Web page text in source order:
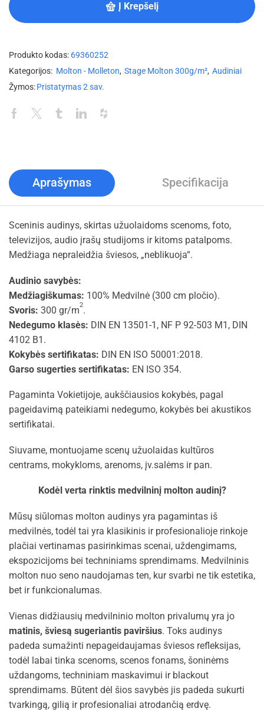
Į Krepšelį
Produkto kodas: 69360252
Kategorijos: Molton - Molleton, Stage Molton 300g/m², Audiniai
Žymos:Pristatymas 2 sav.
Aprašymas Specifikacija
Sceninis audinys, skirtas užuolaidoms scenoms, foto,
televizijos, audio įrašų studijoms ir kitoms patalpoms.
Medžiaga nepraleidžia šviesos, „neblikuoja“.
Audinio savybės:
Medžiagiškumas: 100% Medvilnė (300 cm pločio).
Svoris: 300 gr/m2.
Nedegumo klasės: DIN EN 13501-1, NF P 92-503 M1, DIN
4102 B1.
Kokybės sertifikatas: DIN EN ISO 50001:2018.
Garso sugerties sertifikatas: EN ISO 354.
Pagaminta Vokietijoje, aukščiausios kokybės, pagal
pageidavimą pateikiami nedegumo, kokybės bei akustikos
sertifikatai.
Siuvame, montuojame scenų užuolaidas kultūros
centrams, mokykloms, arenoms, įv.salėms ir pan.
Kodėl verta rinktis medvilninį molton audinį?
Mūsų siūlomas molton audinys yra pagamintas iš
medvilnės, todėl tai yra klasikinis ir profesionalioje rinkoje
plačiai vertinamas pasirinkimas scenai, uždengimams,
ekspozicijoms bei techniniams sprendimams. Medvilninis
molton nuo seno naudojamas ten, kur svarbi ne tik estetika,
bet ir funkcionalumas.
Vienas didžiausių medvilninio molton privalumų yra jo
matinis, šviesą sugeriantis paviršius. Toks audinys
padeda sumažinti nepageidaujamas šviesos refleksijas,
todėl labai tinka scenoms, scenos fonams, šoninėms
uždangoms, techniniam maskavimui ir blackout
sprendimams. Būtent dėl šios savybės jis padeda sukurti
tvarkingą, gilią ir profesionaliai atrodančią erdvę.